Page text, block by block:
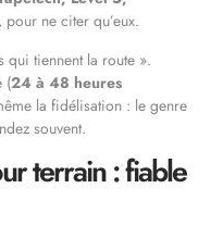
, pour ne citer qu’eux.
qui tiennent la route ».
(24 à 48 heures
la fidélisation : le genre
souvent.
terrain : fiable